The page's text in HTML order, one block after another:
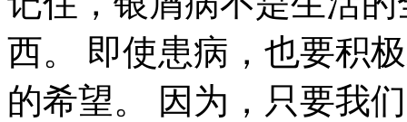
西。 即使患病，也要积
的希望。 因为，只要我